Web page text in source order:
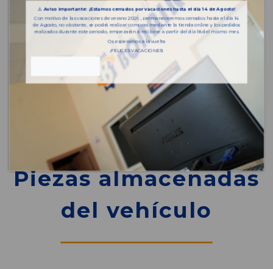
Piezas almacenadas
del vehículo
⚠️Aviso importante: ¡Estamos cerrados por vacaciones hasta el día 14 de Agosto!
Con motivo de las vacaciones de verano 2026 , permaneceremos cerrados hasta el día 14
de Agosto, no obstante, se podrá realizar compras mediante la tienda online y los pedidos
realizados durante este periodo, empezarán a recibirse a partir del día 18 del mismo mes.
Os esperamos a la vuelta
¡FELICES VACACIONES!